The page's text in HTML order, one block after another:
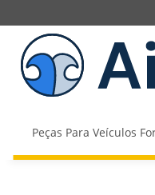
Peças Para Veículos